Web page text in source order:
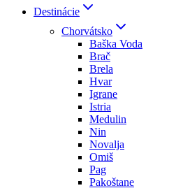
Destinácie
Chorvátsko
Baška Voda
Brač
Brela
Hvar
Igrane
Istria
Medulin
Nin
Novalja
Omiš
Pag
Pakoštane